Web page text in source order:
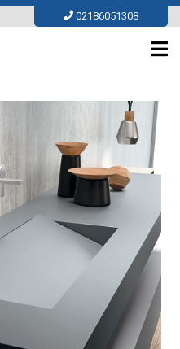
Skip
to
content
02186051308